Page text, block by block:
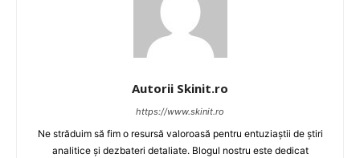
Autorii Skinit.ro
https://www.skinit.ro
Ne străduim să fim o resursă valoroasă pentru entuziaștii de știri
analitice și dezbateri detaliate. Blogul nostru este dedicat